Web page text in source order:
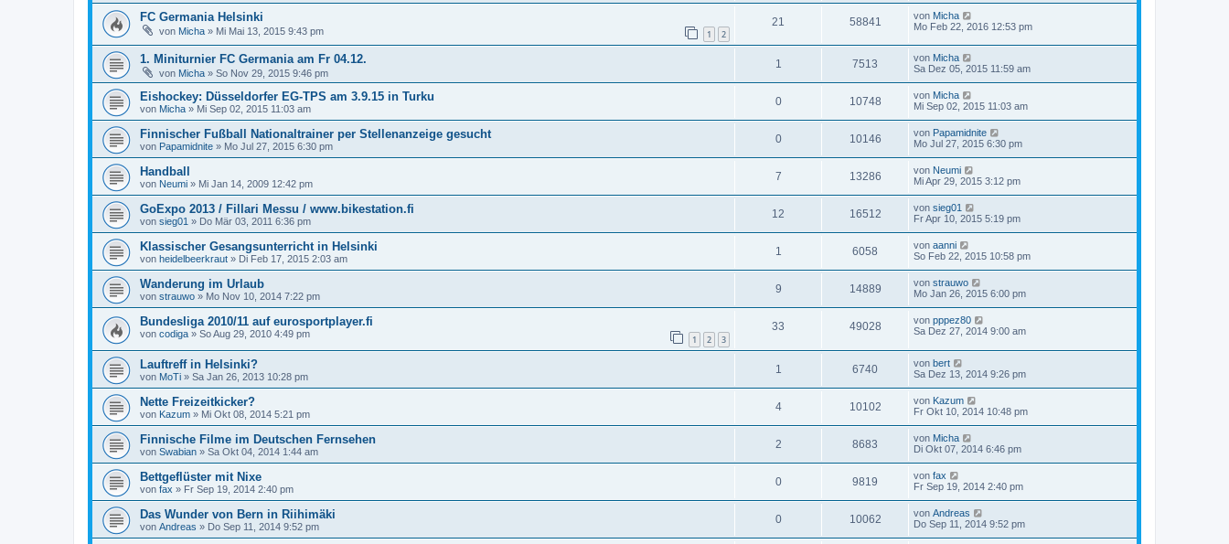
FC Germania Helsinki
von Micha » Mi Mai 13, 2015 9:43 pm 1 2
21 58841 von Micha
Mo Feb 22, 2016 12:53 pm
1. Miniturnier FC Germania am Fr 04.12.
von Micha » So Nov 29, 2015 9:46 pm
1 7513 von Micha
Sa Dez 05, 2015 11:59 am
Eishockey: Düsseldorfer EG-TPS am 3.9.15 in Turku
von Micha » Mi Sep 02, 2015 11:03 am
0 10748 von Micha
Mi Sep 02, 2015 11:03 am
Finnischer Fußball Nationaltrainer per Stellenanzeige gesucht
von Papamidnite » Mo Jul 27, 2015 6:30 pm
0 10146 von Papamidnite
Mo Jul 27, 2015 6:30 pm
Handball
von Neumi » Mi Jan 14, 2009 12:42 pm
7 13286 von Neumi
Mi Apr 29, 2015 3:12 pm
GoExpo 2013 / Fillari Messu / www.bikestation.fi
von sieg01 » Do Mär 03, 2011 6:36 pm
12 16512 von sieg01
Fr Apr 10, 2015 5:19 pm
Klassischer Gesangsunterricht in Helsinki
von heidelbeerkraut » Di Feb 17, 2015 2:03 am
1 6058 von aanni
So Feb 22, 2015 10:58 pm
Wanderung im Urlaub
von strauwo » Mo Nov 10, 2014 7:22 pm
9 14889 von strauwo
Mo Jan 26, 2015 6:00 pm
Bundesliga 2010/11 auf eurosportplayer.fi
von codiga » So Aug 29, 2010 4:49 pm 1 2 3
33 49028 von pppez80
Sa Dez 27, 2014 9:00 am
Lauftreff in Helsinki?
von MoTi » Sa Jan 26, 2013 10:28 pm
1 6740 von bert
Sa Dez 13, 2014 9:26 pm
Nette Freizeitkicker?
von Kazum » Mi Okt 08, 2014 5:21 pm
4 10102 von Kazum
Fr Okt 10, 2014 10:48 pm
Finnische Filme im Deutschen Fernsehen
von Swabian » Sa Okt 04, 2014 1:44 am
2 8683 von Micha
Di Okt 07, 2014 6:46 pm
Bettgeflüster mit Nixe
von fax » Fr Sep 19, 2014 2:40 pm
0 9819 von fax
Fr Sep 19, 2014 2:40 pm
Das Wunder von Bern in Riihimäki
von Andreas » Do Sep 11, 2014 9:52 pm
0 10062 von Andreas
Do Sep 11, 2014 9:52 pm